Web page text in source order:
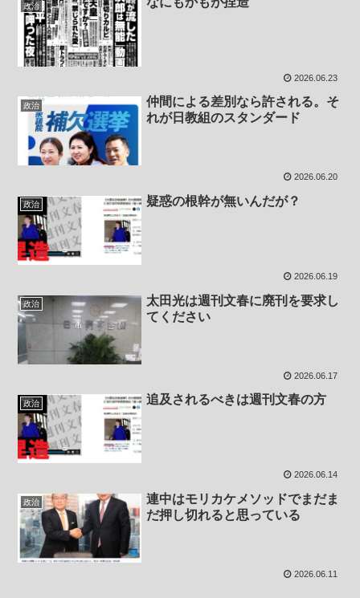
政治
2026.06.23
政治
仲間による差別なら許される。そ
れが日教組のスタンダード
2026.06.20
政治 疑惑の根幹が無いんだが？
2026.06.19
政治
太田光は週刊文春に廃刊を要求し
てください
2026.06.17
政治 追及されるべきは週刊文春の方
2026.06.14
政治
連中はモリカケメソッドでまだま
だ押し切れると思っている
2026.06.11